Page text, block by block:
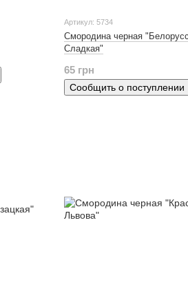
Артикул: 5734
Смородина черная
Сладкая"
65 грн
Сообщить о поступлении